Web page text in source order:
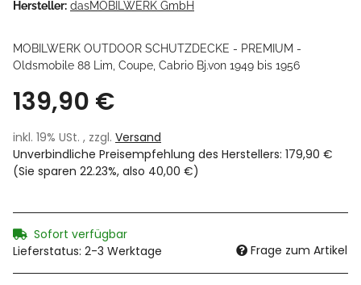
Hersteller: dasMOBILWERK GmbH
MOBILWERK OUTDOOR SCHUTZDECKE - PREMIUM -
Oldsmobile 88 Lim, Coupe, Cabrio Bj.von 1949 bis 1956
139,90 €
inkl. 19% USt. , zzgl. Versand
Unverbindliche Preisempfehlung des Herstellers: 179,90 €
(Sie sparen 22.23%, also 40,00 €)
Sofort verfügbar
Lieferstatus: 2-3 Werktage
Frage zum Artikel